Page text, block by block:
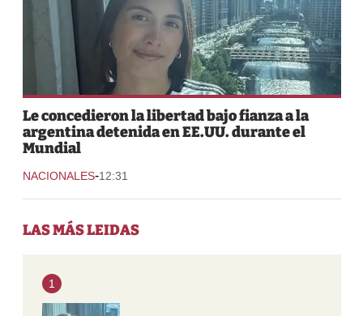
Le concedieron la libertad bajo fianza a la
argentina detenida en EE.UU. durante el
Mundial
NACIONALES-12:31
LAS MÁS LEIDAS
1